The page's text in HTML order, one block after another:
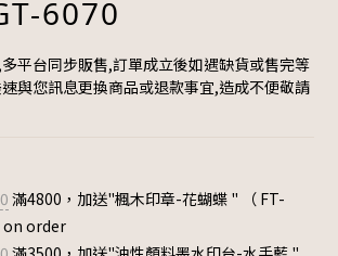
6070
平台同步販售,訂單成立後如遇缺貨或售完等
與您訊息更換商品或退款事宜,造成不便敬請
滿4800，加送"楓木印章-花蝴蝶 " （ FT-
on order